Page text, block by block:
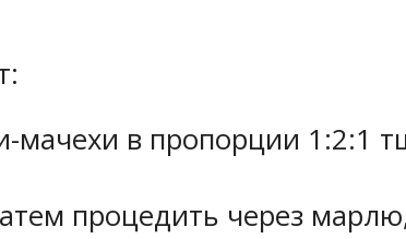
в пропорции 1:2:1
процедить через